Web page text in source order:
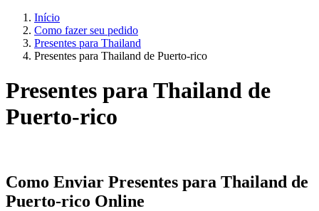
Início
Como fazer seu pedido
Presentes para Thailand
Presentes para Thailand de Puerto-rico
Presentes para Thailand de
Puerto-rico
Como Enviar Presentes para Thailand de
Puerto-rico Online